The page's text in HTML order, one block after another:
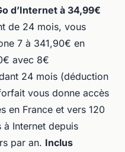
d’Internet à 34,99€
de 24 mois, vous
7 à 341,90€ en
avec 8€
24 mois (déduction
vous donne accès
en France et vers 120
à Internet depuis
par an. Inclus